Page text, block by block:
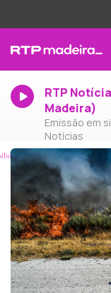
RTP
Madeira)
Emissão em
Notícias